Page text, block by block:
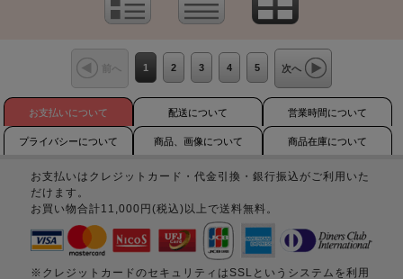
前へ 1 2 3 4 5 次へ
お支払いについて 配送について 営業時間について
プライバシーについて 商品、画像について 商品在庫について
お支払いはクレジットカード・代金引換・銀行振込がご利用いた
だけます。
お買い物合計11,000円(税込)以上で送料無料。
※クレジットカードのセキュリティはSSLというシステムを利用